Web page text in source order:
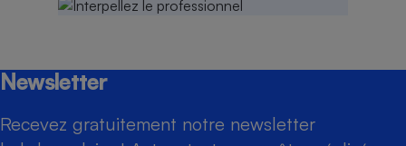
Newsletter
Recevez gratuitement notre newsletter